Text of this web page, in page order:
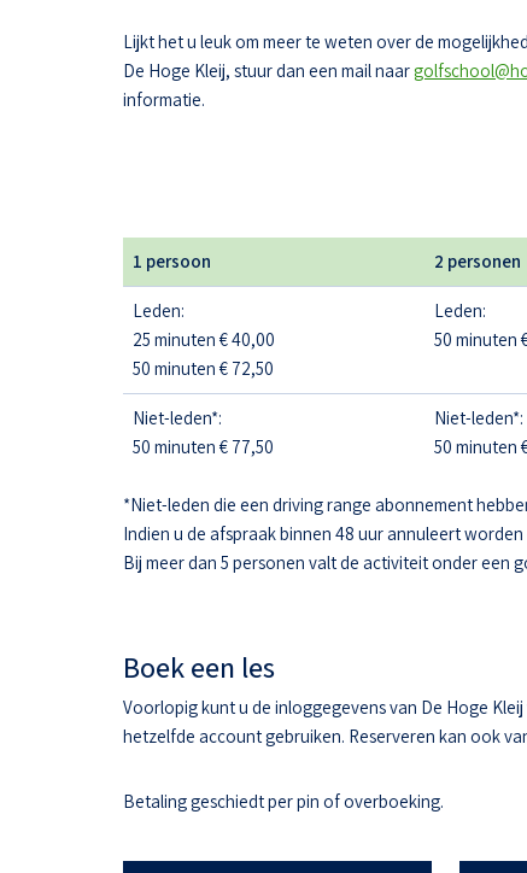
Lijkt het u leuk om meer te weten over de
De Hoge Kleij, stuur dan een mail naar
informatie.
1 persoon 2 personen
Leden:
25 minuten € 40,00
50 minuten € 72,50
Leden:
50 minuten
Niet-leden*:
50 minuten € 77,50
Niet-leden*:
50 minuten
*Niet-leden die een driving range abonnement
Indien u de afspraak binnen 48 uur annuleert
Bij meer dan 5 personen valt de activiteit onder een
Boek een les
Voorlopig kunt u de inloggegevens van De Hoge
hetzelfde account gebruiken. Reserveren kan ook
Betaling geschiedt per pin of overboeking.